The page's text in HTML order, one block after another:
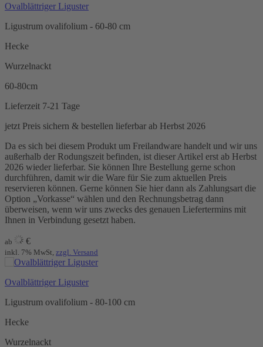
Ovalblättriger Liguster
Ligustrum ovalifolium - 60-80 cm
Hecke
Wurzelnackt
60-80cm
Lieferzeit 7-21 Tage
jetzt Preis sichern & bestellen lieferbar ab Herbst 2026
Da es sich bei diesem Produkt um Freilandware handelt und wir uns
außerhalb der Rodungszeit befinden, ist dieser Artikel erst ab Herbst
2026 wieder lieferbar. Sie können Ihre Bestellung gerne schon
durchführen, damit wir die Ware für Sie zum aktuellen Preis
reservieren können. Gerne können Sie hier dann als Zahlungsart die
Option „Vorkasse“ wählen und den Rechnungsbetrag dann
überweisen, wenn wir uns zwecks des genauen Liefertermins mit
Ihnen in Verbindung gesetzt haben.
ab €
inkl. 7% MwSt, zzgl. Versand
Ovalblättriger Liguster
Ligustrum ovalifolium - 80-100 cm
Hecke
Wurzelnackt